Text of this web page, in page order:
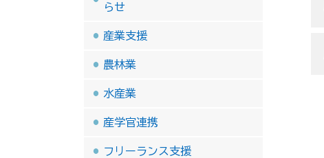
らせ
産業支援
農林業
水産業
産学官連携
フリーランス支援